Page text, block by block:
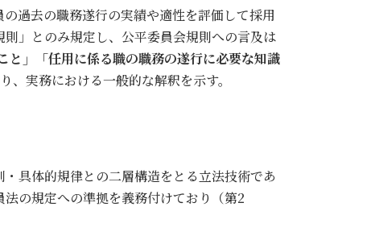
過去の職務遂行の実績や適性を評価して採用
」とのみ規定し、公平委員会規則への言及は
と」「任用に係る職の職務の遂行に必要な知識
、実務における一般的な解釈を示す。
具体的規律との二層構造をとる立法技術であ
の規定への準拠を義務付けており（第2